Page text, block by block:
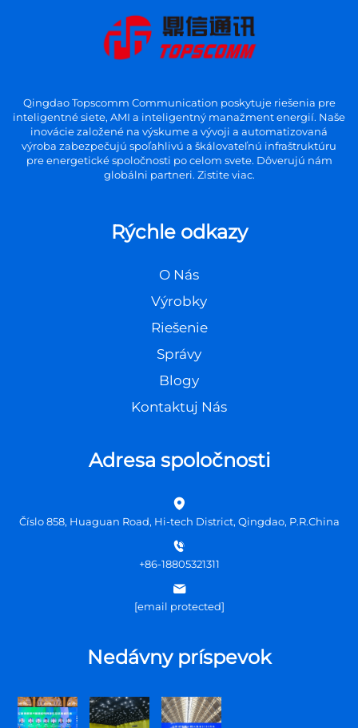
Qingdao Topscomm Communication poskytuje riešenia pre
inteligentné siete, AMI a inteligentný manažment energií. Naše
inovácie založené na výskume a vývoji a automatizovaná
výroba zabezpečujú spoľahlivú a škálovateľnú infraštruktúru
pre energetické spoločnosti po celom svete. Dôverujú nám
globálni partneri. Zistite viac.
Rýchle odkazy
O Nás
Výrobky
Riešenie
Správy
Blogy
Kontaktuj Nás
Adresa spoločnosti
Číslo 858, Huaguan Road, Hi-tech District, Qingdao, P.R.China
+86-18805321311
[email protected]
Nedávny príspevok